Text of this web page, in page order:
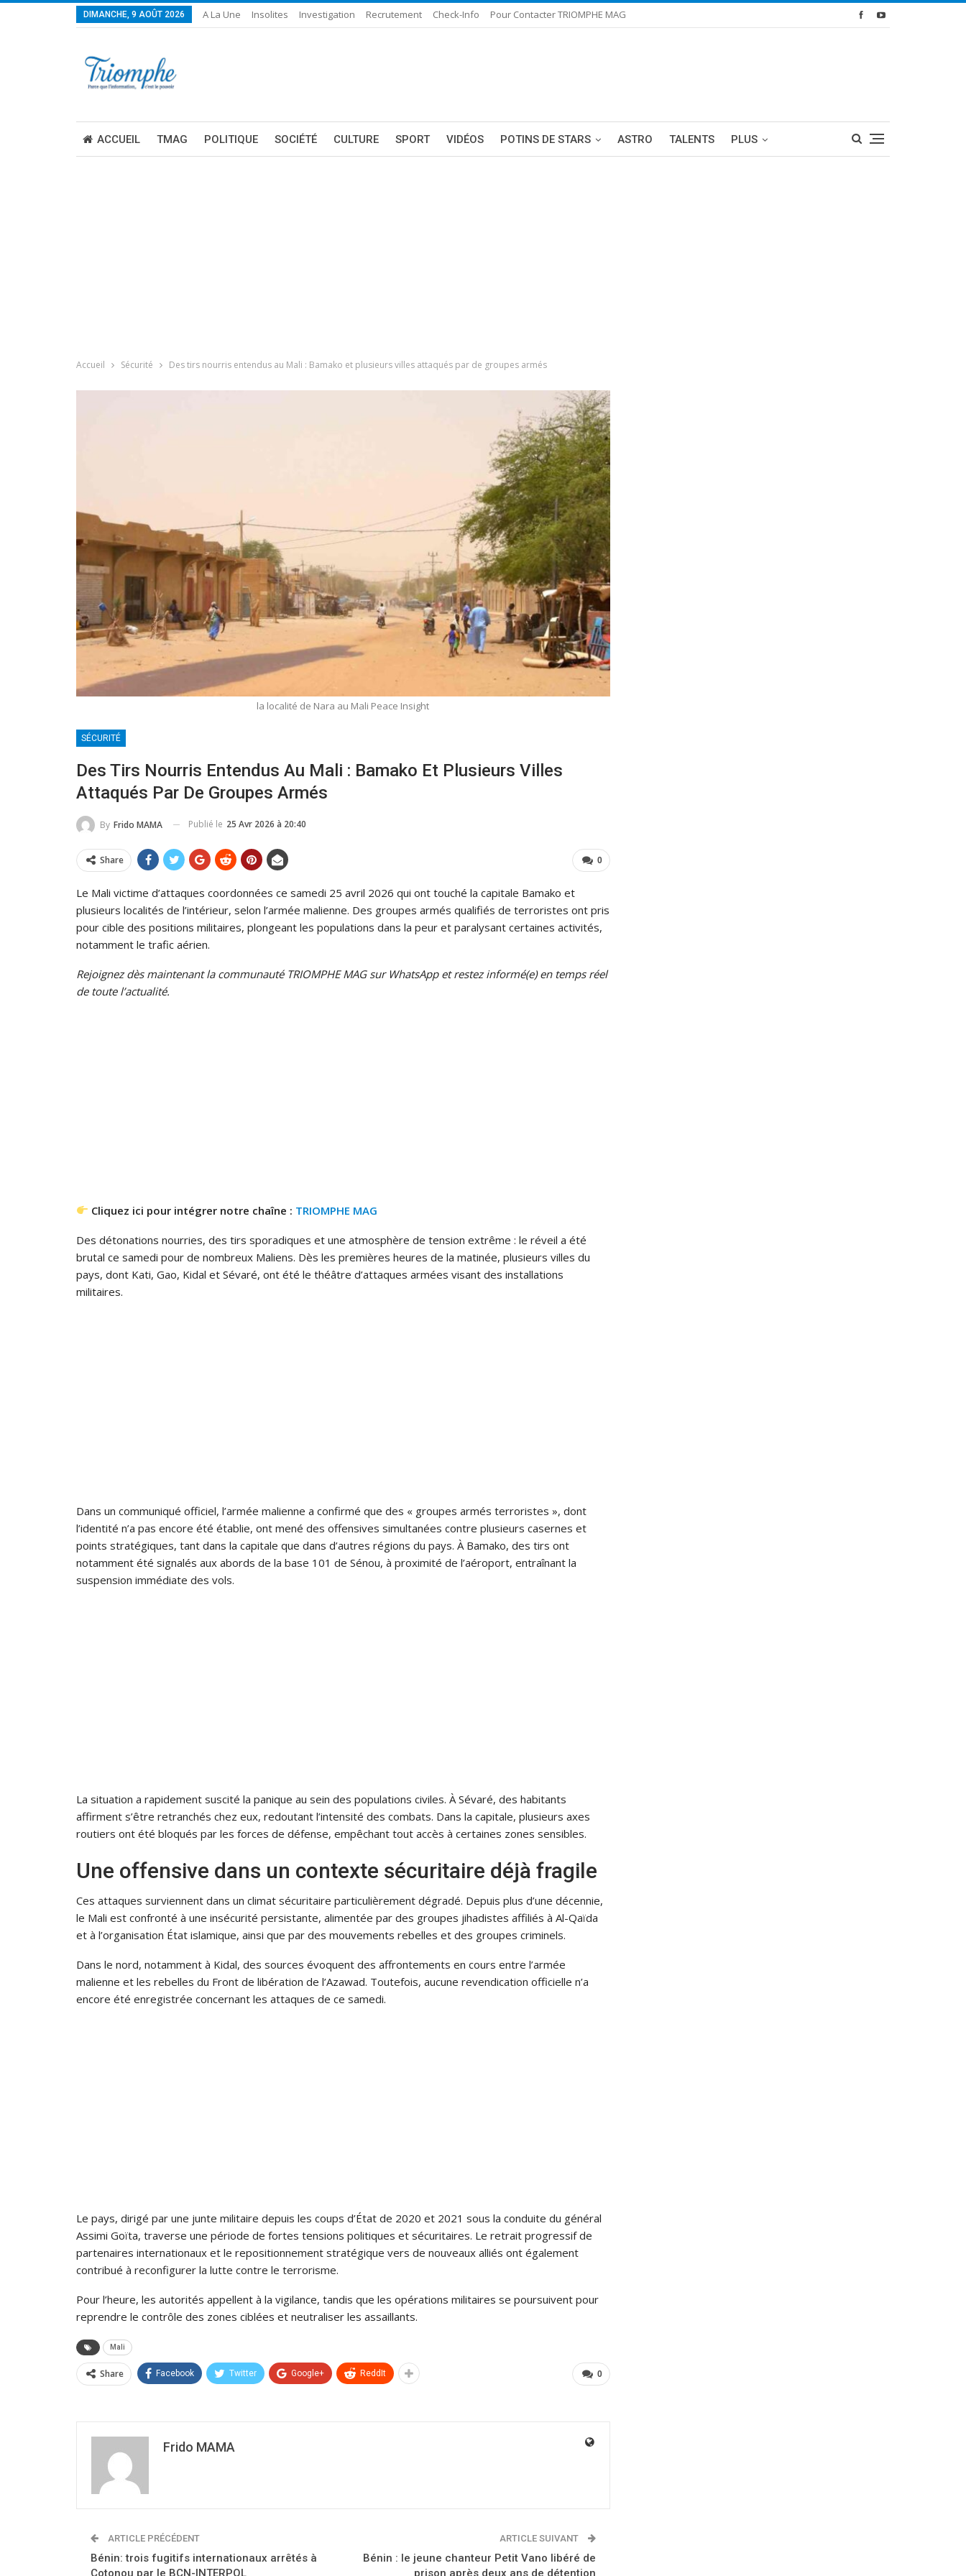
DIMANCHE, 9 AOÛT 2026 A La Une Insolites Investigation Recrutement Check-Info Pour Contacter TRIOMPHE MAG
ACCUEIL TMAG POLITIQUE SOCIÉTÉ CULTURE SPORT VIDÉOS POTINS DE STARS ASTRO TALENTS PLUS
Accueil Sécurité Des tirs nourris entendus au Mali : Bamako et plusieurs villes attaqués par de groupes armés
la localité de Nara au Mali Peace Insight
SÉCURITÉ
Des Tirs Nourris Entendus Au Mali : Bamako Et Plusieurs Villes
Attaqués Par De Groupes Armés
By Frido MAMA Publié le 25 Avr 2026 à 20:40
0
Share
Le Mali victime d’attaques coordonnées ce samedi 25 avril 2026 qui ont touché la capitale Bamako et
plusieurs localités de l’intérieur, selon l’armée malienne. Des groupes armés qualifiés de terroristes ont pris
pour cible des positions militaires, plongeant les populations dans la peur et paralysant certaines activités,
notamment le trafic aérien.
Rejoignez dès maintenant la communauté TRIOMPHE MAG sur WhatsApp et restez informé(e) en temps réel
de toute l’actualité.
Cliquez ici pour intégrer notre chaîne : TRIOMPHE MAG
Des détonations nourries, des tirs sporadiques et une atmosphère de tension extrême : le réveil a été
brutal ce samedi pour de nombreux Maliens. Dès les premières heures de la matinée, plusieurs villes du
pays, dont Kati, Gao, Kidal et Sévaré, ont été le théâtre d’attaques armées visant des installations
militaires.
Dans un communiqué officiel, l’armée malienne a confirmé que des « groupes armés terroristes », dont
l’identité n’a pas encore été établie, ont mené des offensives simultanées contre plusieurs casernes et
points stratégiques, tant dans la capitale que dans d’autres régions du pays. À Bamako, des tirs ont
notamment été signalés aux abords de la base 101 de Sénou, à proximité de l’aéroport, entraînant la
suspension immédiate des vols.
La situation a rapidement suscité la panique au sein des populations civiles. À Sévaré, des habitants
affirment s’être retranchés chez eux, redoutant l’intensité des combats. Dans la capitale, plusieurs axes
routiers ont été bloqués par les forces de défense, empêchant tout accès à certaines zones sensibles.
Une offensive dans un contexte sécuritaire déjà fragile
Ces attaques surviennent dans un climat sécuritaire particulièrement dégradé. Depuis plus d’une décennie,
le Mali est confronté à une insécurité persistante, alimentée par des groupes jihadistes affiliés à Al-Qaïda
et à l’organisation État islamique, ainsi que par des mouvements rebelles et des groupes criminels.
Dans le nord, notamment à Kidal, des sources évoquent des affrontements en cours entre l’armée
malienne et les rebelles du Front de libération de l’Azawad. Toutefois, aucune revendication officielle n’a
encore été enregistrée concernant les attaques de ce samedi.
Le pays, dirigé par une junte militaire depuis les coups d’État de 2020 et 2021 sous la conduite du général
Assimi Goïta, traverse une période de fortes tensions politiques et sécuritaires. Le retrait progressif de
partenaires internationaux et le repositionnement stratégique vers de nouveaux alliés ont également
contribué à reconfigurer la lutte contre le terrorisme.
Pour l’heure, les autorités appellent à la vigilance, tandis que les opérations militaires se poursuivent pour
reprendre le contrôle des zones ciblées et neutraliser les assaillants.
Mali
0
Share Facebook Twitter Google+ ReddIt
Frido MAMA
ARTICLE PRÉCÉDENT
Bénin: trois fugitifs internationaux arrêtés à
Cotonou par le BCN-INTERPOL
ARTICLE SUIVANT
Bénin : le jeune chanteur Petit Vano libéré de
prison après deux ans de détention